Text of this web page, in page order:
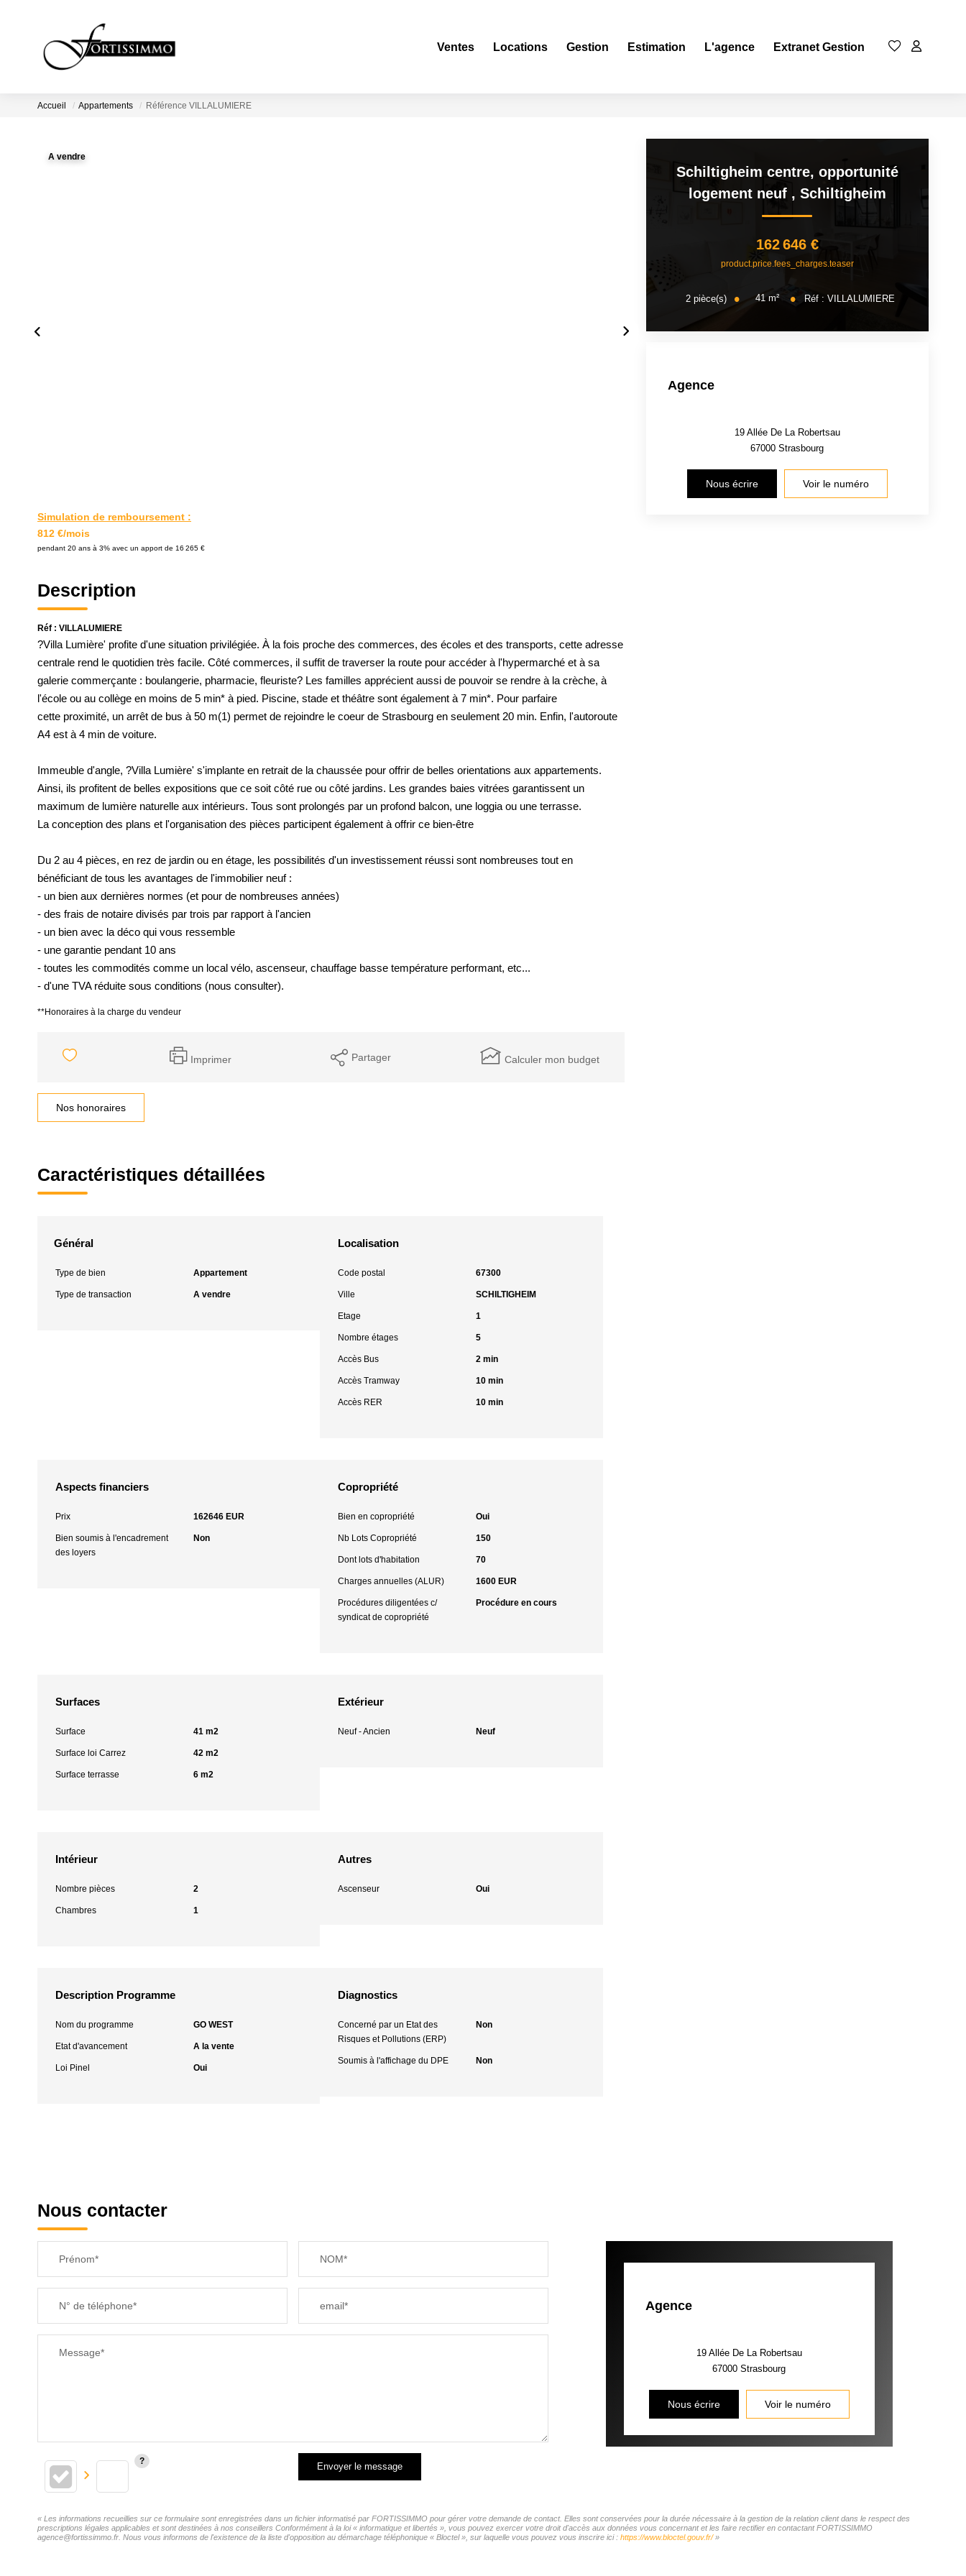
Ventes Locations Gestion Estimation L'agence Extranet Gestion
Accueil Appartements Référence VILLALUMIERE
A vendre
Simulation de remboursement :
812 €/mois
pendant 20 ans à 3% avec un apport de 16 265 €
Description
Réf : VILLALUMIERE
?Villa Lumière' profite d'une situation privilégiée. À la fois proche des commerces, des écoles et des transports, cette adresse
centrale rend le quotidien très facile. Côté commerces, il suffit de traverser la route pour accéder à l'hypermarché et à sa
galerie commerçante : boulangerie, pharmacie, fleuriste? Les familles apprécient aussi de pouvoir se rendre à la crèche, à
l'école ou au collège en moins de 5 min* à pied. Piscine, stade et théâtre sont également à 7 min*. Pour parfaire
cette proximité, un arrêt de bus à 50 m(1) permet de rejoindre le coeur de Strasbourg en seulement 20 min. Enfin, l'autoroute
A4 est à 4 min de voiture.
Immeuble d'angle, ?Villa Lumière' s'implante en retrait de la chaussée pour offrir de belles orientations aux appartements.
Ainsi, ils profitent de belles expositions que ce soit côté rue ou côté jardins. Les grandes baies vitrées garantissent un
maximum de lumière naturelle aux intérieurs. Tous sont prolongés par un profond balcon, une loggia ou une terrasse.
La conception des plans et l'organisation des pièces participent également à offrir ce bien-être
Du 2 au 4 pièces, en rez de jardin ou en étage, les possibilités d'un investissement réussi sont nombreuses tout en
bénéficiant de tous les avantages de l'immobilier neuf :
- un bien aux dernières normes (et pour de nombreuses années)
- des frais de notaire divisés par trois par rapport à l'ancien
- un bien avec la déco qui vous ressemble
- une garantie pendant 10 ans
- toutes les commodités comme un local vélo, ascenseur, chauffage basse température performant, etc...
- d'une TVA réduite sous conditions (nous consulter).
**Honoraires à la charge du vendeur
Imprimer Partager Calculer mon budget
Nos honoraires
Caractéristiques détaillées
Général
Type de bien Appartement
Type de transaction A vendre
Localisation
Code postal 67300
Ville SCHILTIGHEIM
Etage 1
Nombre étages 5
Accès Bus 2 min
Accès Tramway 10 min
Accès RER 10 min
Aspects financiers
Prix 162646 EUR
Bien soumis à l'encadrement
des loyers
Non
Copropriété
Bien en copropriété Oui
Nb Lots Copropriété 150
Dont lots d'habitation 70
Charges annuelles (ALUR) 1600 EUR
Procédures diligentées c/
syndicat de copropriété
Procédure en cours
Surfaces
Surface 41 m2
Surface loi Carrez 42 m2
Surface terrasse 6 m2
Extérieur
Neuf - Ancien Neuf
Intérieur
Nombre pièces 2
Chambres 1
Autres
Ascenseur Oui
Description Programme
Nom du programme GO WEST
Etat d'avancement A la vente
Loi Pinel Oui
Diagnostics
Concerné par un Etat des
Risques et Pollutions (ERP)
Non
Soumis à l'affichage du DPE Non
Schiltigheim centre, opportunité
logement neuf , Schiltigheim
162 646 €
product.price.fees_charges.teaser
2 pièce(s) 41 m² Réf : VILLALUMIERE
Agence
19 Allée De La Robertsau
67000Strasbourg
Nous écrire Voir le numéro
Nous contacter
Prénom* NOM*
N° de téléphone* email*
Message*
Envoyer le message
Agence
19 Allée De La Robertsau
67000Strasbourg
Nous écrire Voir le numéro
« Les informations recueillies sur ce formulaire sont enregistrées dans un fichier informatisé par FORTISSIMMO pour gérer votre demande de contact. Elles sont conservées pour la durée nécessaire à la gestion de la relation client dans le respect des
prescriptions légales applicables et sont destinées à nos conseillers Conformément à la loi « informatique et libertés », vous pouvez exercer votre droit d'accès aux données vous concernant et les faire rectifier en contactant FORTISSIMMO
agence@fortissimmo.fr. Nous vous informons de l'existence de la liste d'opposition au démarchage téléphonique « Bloctel », sur laquelle vous pouvez vous inscrire ici : https://www.bloctel.gouv.fr/»